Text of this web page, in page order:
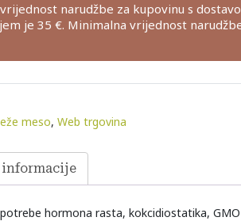
narudžbe za kupovinu s
je 35 €. Minimalna vrijednost
meso, Web trgovina
informacije
hormona rasta, kokcidiostatika,